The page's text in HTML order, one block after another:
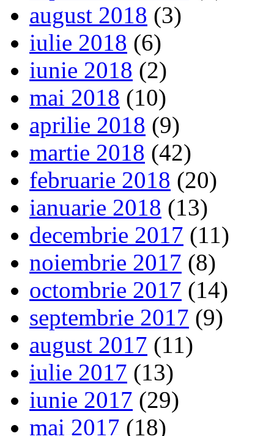
august 2018 (3)
iulie 2018 (6)
iunie 2018 (2)
mai 2018 (10)
aprilie 2018 (9)
martie 2018 (42)
februarie 2018 (20)
ianuarie 2018 (13)
decembrie 2017 (11)
noiembrie 2017 (8)
octombrie 2017 (14)
septembrie 2017 (9)
august 2017 (11)
iulie 2017 (13)
iunie 2017 (29)
mai 2017 (18)